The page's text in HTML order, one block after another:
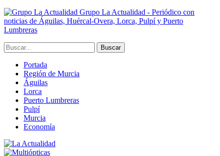
Grupo La Actualidad - Periódico con
noticias de Águilas, Huércal-Overa, Lorca, Pulpí y Puerto
Lumbreras
Portada
Región de Murcia
Águilas
Lorca
Puerto Lumbreras
Pulpí
Murcia
Economía